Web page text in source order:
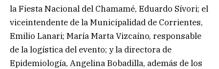
la Fiesta Nacional del Chamamé, Eduardo Sívori; el
viceintendente de la Municipalidad de Corrientes,
Emilio Lanari; María Marta Vizcaíno, responsable
de la logística del evento; y la directora de
Epidemiología, Angelina Bobadilla, además de los